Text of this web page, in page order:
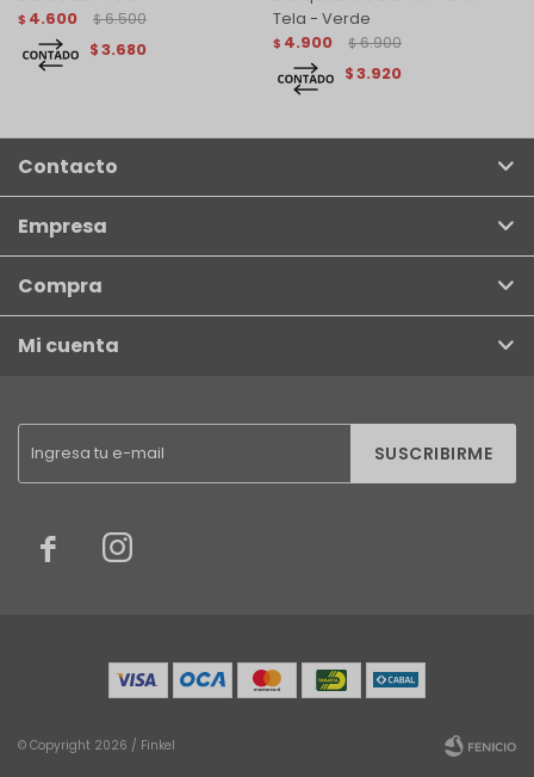
$ 4.600 $ 6.500
$3.680
Tela - Verde
$ 4.900 $ 6.900
$3.920
SUSCRIBIRME
 
Contacto
Empresa
Compra
Mi cuenta
© Copyright 2026 / Finkel